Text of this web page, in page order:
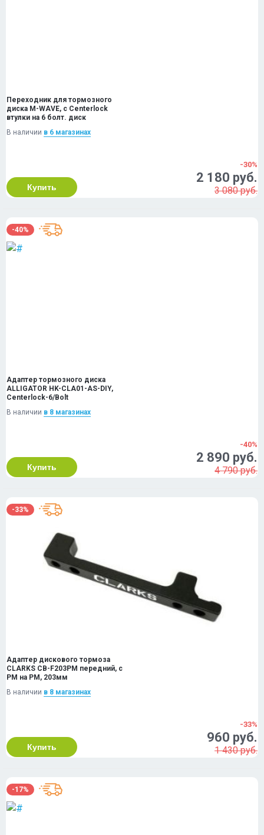
Переходник для тормозного
диска M-WAVE, с Centerlock
втулки на 6 болт. диск
В наличии в 6 магазинах
Купить
-30%
2 180 руб.
3 080 руб.
-40%
Адаптер тормозного диска
ALLIGATOR HK-CLA01-AS-DIY,
Centerlock-6/Bolt
В наличии в 8 магазинах
Купить
-40%
2 890 руб.
4 790 руб.
-33%
Адаптер дискового тормоза
CLARKS CB-F203PM передний, с
PM на PM, 203мм
В наличии в 8 магазинах
Купить
-33%
960 руб.
1 430 руб.
-17%